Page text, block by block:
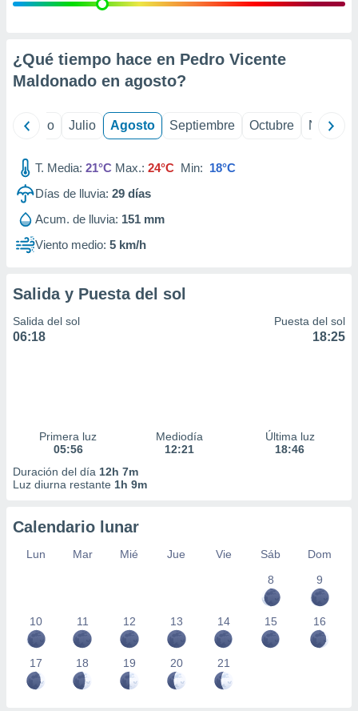
e
mediante
publicidad
de
1199
¿Qué tiempo hace en Pedro Vicente
Maldonado en agosto?
Junio Julio Agosto Septiembre Octubre
T. Media: 21°C Max.: 24°C Min: 18°C
Días de lluvia: 29 días
Acum. de lluvia: 151 mm
Viento medio: 5 km/h
Salida y Puesta del sol
Salida del sol
06:18
Puesta del sol
18:25
Primera luz
05:56
Mediodía
12:21
Última luz
18:46
Duración del día 12h 7m
Luz diurna restante 1h 9m
Calendario lunar
Lun Mar Mié Jue Vie Sáb
Dom
8
9
10 11 12 13 14 15 16
17 18 19 20 21